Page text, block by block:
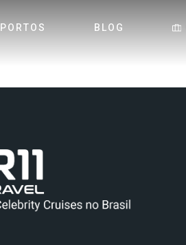
PORTOS BLOG